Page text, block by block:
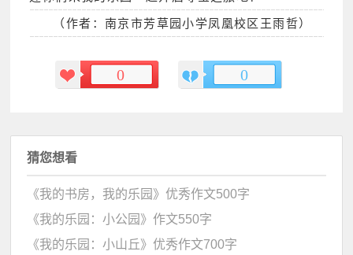
（作者：南京市芳草园小学凤凰校区王雨哲）
0 0
猜您想看
《我的书房，我的乐园》优秀作文500字
《我的乐园：小公园》作文550字
《我的乐园：小山丘》优秀作文700字